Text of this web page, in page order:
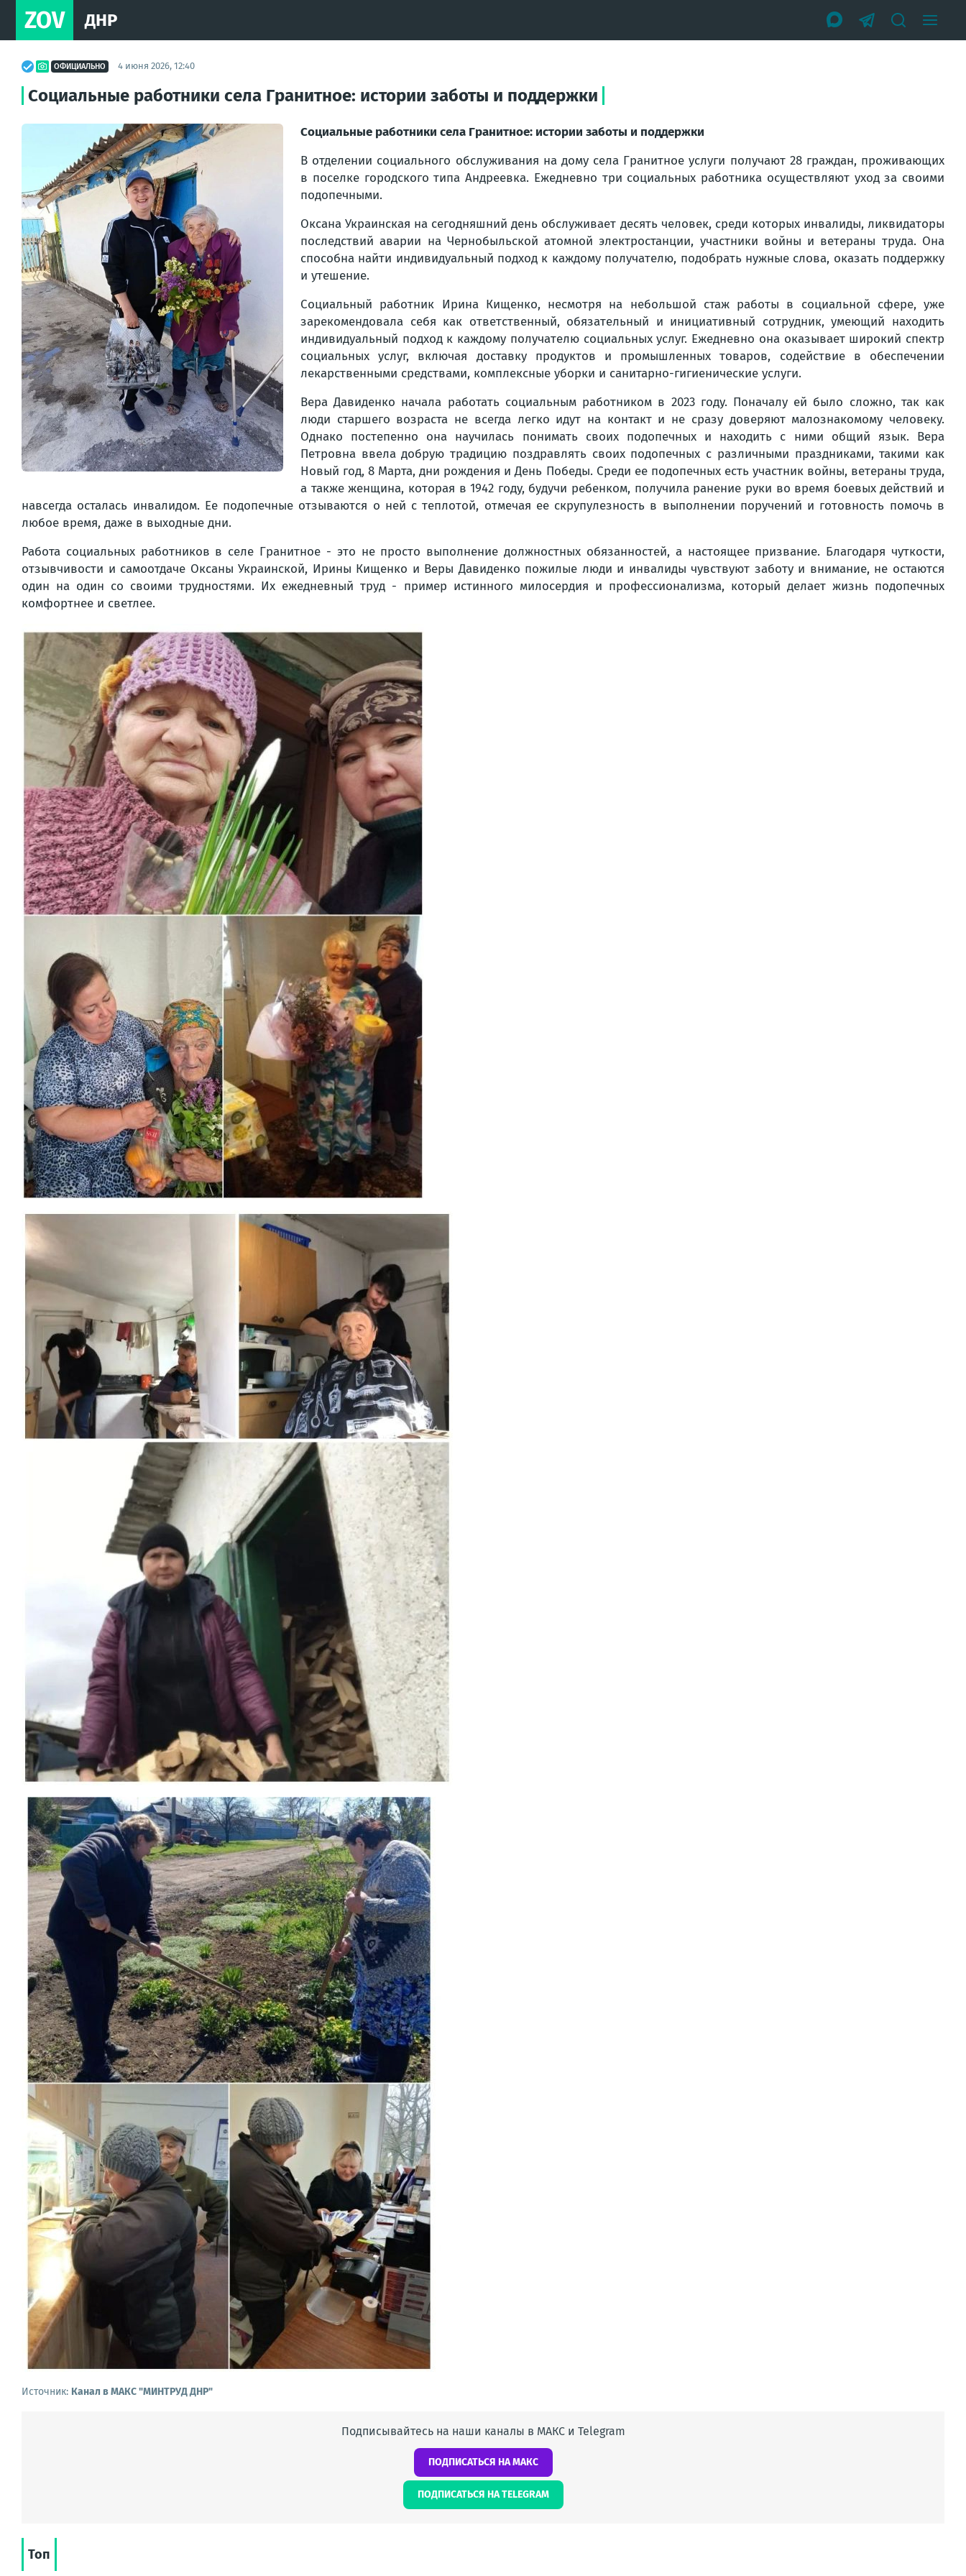
ZOV ДНР
ОФИЦИАЛЬНО 4 июня 2026, 12:40
Социальные работники села Гранитное: истории заботы и поддержки
Социальные работники села Гранитное: истории заботы и поддержки
В отделении социального обслуживания на дому села Гранитное услуги получают 28 граждан, проживающих
в поселке городского типа Андреевка. Ежедневно три социальных работника осуществляют уход за своими
подопечными.
Оксана Украинская на сегодняшний день обслуживает десять человек, среди которых инвалиды, ликвидаторы
последствий аварии на Чернобыльской атомной электростанции, участники войны и ветераны труда. Она
способна найти индивидуальный подход к каждому получателю, подобрать нужные слова, оказать поддержку
и утешение.
Социальный работник Ирина Кищенко, несмотря на небольшой стаж работы в социальной сфере, уже
зарекомендовала себя как ответственный, обязательный и инициативный сотрудник, умеющий находить
индивидуальный подход к каждому получателю социальных услуг. Ежедневно она оказывает широкий спектр
социальных услуг, включая доставку продуктов и промышленных товаров, содействие в обеспечении
лекарственными средствами, комплексные уборки и санитарно-гигиенические услуги.
Вера Давиденко начала работать социальным работником в 2023 году. Поначалу ей было сложно, так как
люди старшего возраста не всегда легко идут на контакт и не сразу доверяют малознакомому человеку.
Однако постепенно она научилась понимать своих подопечных и находить с ними общий язык. Вера
Петровна ввела добрую традицию поздравлять своих подопечных с различными праздниками, такими как
Новый год, 8 Марта, дни рождения и День Победы. Среди ее подопечных есть участник войны, ветераны труда,
а также женщина, которая в 1942 году, будучи ребенком, получила ранение руки во время боевых действий и
навсегда осталась инвалидом. Ее подопечные отзываются о ней с теплотой, отмечая ее скрупулезность в выполнении поручений и готовность помочь в
любое время, даже в выходные дни.
Работа социальных работников в селе Гранитное - это не просто выполнение должностных обязанностей, а настоящее призвание. Благодаря чуткости,
отзывчивости и самоотдаче Оксаны Украинской, Ирины Кищенко и Веры Давиденко пожилые люди и инвалиды чувствуют заботу и внимание, не остаются
один на один со своими трудностями. Их ежедневный труд - пример истинного милосердия и профессионализма, который делает жизнь подопечных
комфортнее и светлее.
Источник: Канал в МАКС "МИНТРУД ДНР"
Подписывайтесь на наши каналы в МАКС и Telegram
ПОДПИСАТЬСЯ НА МАКС
ПОДПИСАТЬСЯ НА TELEGRAM
Топ